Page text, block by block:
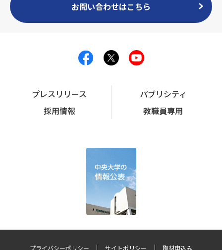
お問い合わせはこちら
プレスリリース
パブリシティ
採用情報
教職員専用
プライバシーポリシー サイトポリシー 取材申込み